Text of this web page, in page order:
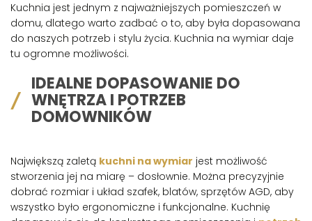
Kuchnia jest jednym z najważniejszych pomieszczeń w
domu, dlatego warto zadbać o to, aby była dopasowana
do naszych potrzeb i stylu życia. Kuchnia na wymiar daje
tu ogromne możliwości.
IDEALNE DOPASOWANIE DO
WNĘTRZA I POTRZEB
DOMOWNIKÓW
Największą zaletą kuchni na wymiar jest możliwość
stworzenia jej na miarę – dosłownie. Można precyzyjnie
dobrać rozmiar i układ szafek, blatów, sprzętów AGD, aby
wszystko było ergonomiczne i funkcjonalne. Kuchnię